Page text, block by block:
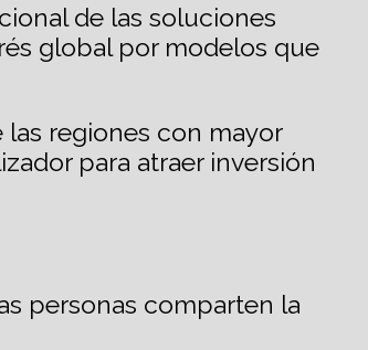
de las soluciones
global por modelos que
regiones con mayor
para atraer inversión
personas comparten la